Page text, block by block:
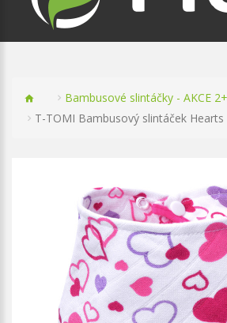
Bambusové slintáčky - AKCE
T-TOMI Bambusový slintáček Hearts